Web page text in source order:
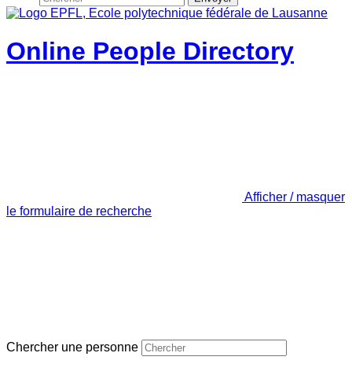
Online People Directory
Afficher / masquer
le formulaire de recherche
Chercher une personne